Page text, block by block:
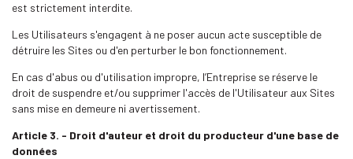
est strictement interdite.
Les Utilisateurs s'engagent à ne poser aucun acte susceptible de
détruire les Sites ou d'en perturber le bon fonctionnement.
En cas d'abus ou d'utilisation impropre, l’Entreprise se réserve le
droit de suspendre et/ou supprimer l'accès de l'Utilisateur aux Sites
sans mise en demeure ni avertissement.
Article 3. - Droit d'auteur et droit du producteur d'une base de
données